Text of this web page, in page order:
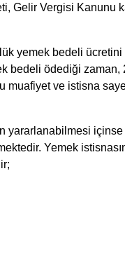
Gelir Vergisi Kanunu
yemek bedeli
bedeli ödediği zaman,
muafiyet ve istisna
yararlanabilmesi
Yemek